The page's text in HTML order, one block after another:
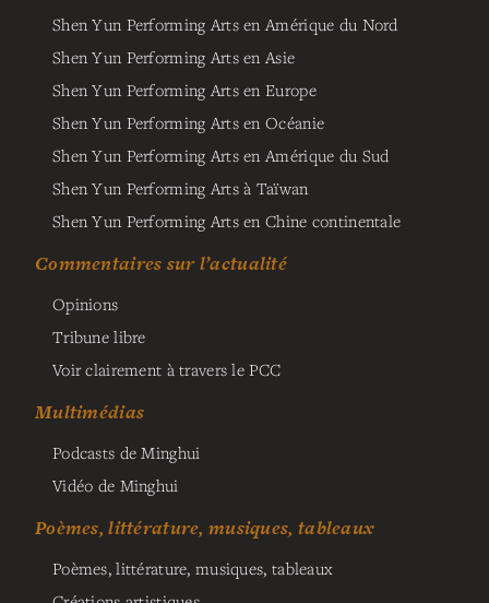
Shen Yun Performing Arts en Amérique du Nord
Shen Yun Performing Arts en Asie
Shen Yun Performing Arts en Europe
Shen Yun Performing Arts en Océanie
Shen Yun Performing Arts en Amérique du Sud
Shen Yun Performing Arts à Taïwan
Shen Yun Performing Arts en Chine continentale
Commentaires sur l’actualité
Opinions
Tribune libre
Voir clairement à travers le PCC
Multimédias
Podcasts de Minghui
Vidéo de Minghui
Poèmes, littérature, musiques, tableaux
Poèmes, littérature, musiques, tableaux